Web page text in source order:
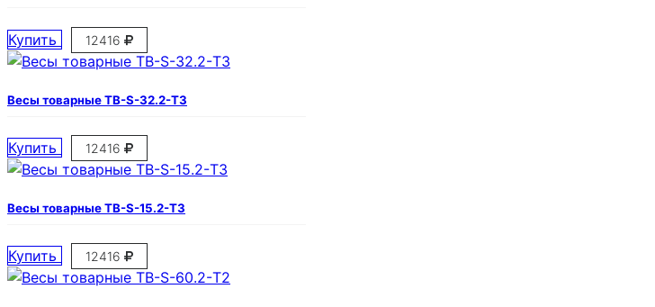
Купить 12416
Весы товарные ТВ-S-32.2-Т3
Купить 12416
Весы товарные ТВ-S-15.2-Т3
Купить 12416